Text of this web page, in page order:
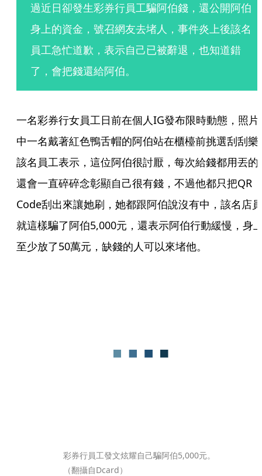
過近日卻發生彩券行員工騙阿伯錢，還公開阿伯
身上的資金，號召網友去堵人，事件炎上後該名
員工急忙道歉，表示自己已被辭退，也知道錯
了，會把錢還給阿伯。
一名彩券行女員工日前在個人IG發布限時動態，照片
中一名戴著紅色鴨舌帽的阿伯站在櫃檯前挑選刮刮樂
該名員工表示，這位阿伯很討厭，每次給錢都用丟的
還會一直碎碎念彰顯自己很有錢，不過他都只把QR
Code刮出來讓她刷，她都跟阿伯說沒有中，該名店員
就這樣騙了阿伯5,000元，還表示阿伯行動緩慢，身
至少放了50萬元，缺錢的人可以來堵他。
彩券行員工發文炫耀自己騙阿伯5,000元。
（翻攝自Dcard）